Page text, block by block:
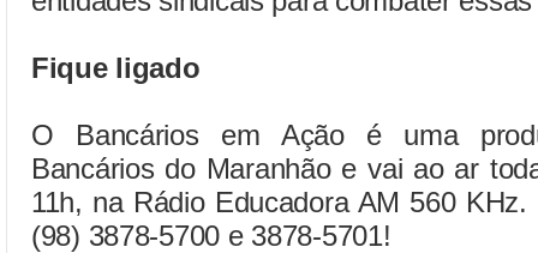
Fique ligado
O Bancários em Ação é uma
Bancários do Maranhão e vai ao ar
11h, na Rádio Educadora AM 560
(98) 3878-5700 e 3878-5701!